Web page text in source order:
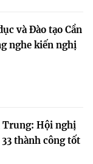
và Đào tạo Cần
nghe kiến nghị
Trung: Hội nghị
thành công tốt